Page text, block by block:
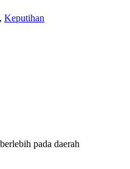
, Keputihan
pada daerah